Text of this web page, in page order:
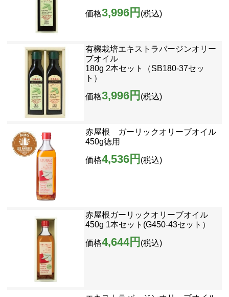
価格3,996円 (税込)
有機栽培エキストラバージンオリー
ブオイル
180g 2本セット（SB180-37セッ
ト）
価格3,996円 (税込)
赤屋根 ガーリックオリーブオイル
450g徳用
価格4,536円 (税込)
赤屋根ガーリックオリーブオイル
450g 1本セット(G450-43セット）
価格4,644円 (税込)